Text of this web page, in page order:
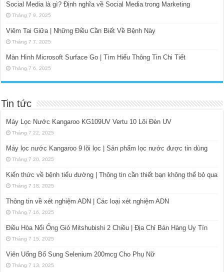
Social Media là gì? Định nghĩa về Social Media trong Marketing
Tháng 7 9, 2025
Viêm Tai Giữa | Những Điều Cần Biết Về Bệnh Này
Tháng 7 7, 2025
Màn Hình Microsoft Surface Go | Tìm Hiểu Thông Tin Chi Tiết
Tháng 7 6, 2025
Tin tức
Máy Lọc Nước Kangaroo KG109UV Vertu 10 Lõi Đèn UV
Tháng 7 22, 2025
Máy lọc nước Kangaroo 9 lõi lọc | Sản phẩm lọc nước được tin dùng
Tháng 7 20, 2025
Kiến thức về bệnh tiểu đường | Thông tin cần thiết bạn không thể bỏ qua
Tháng 7 18, 2025
Thông tin về xét nghiệm ADN | Các loại xét nghiệm ADN
Tháng 7 16, 2025
Điều Hòa Nối Ống Gió Mitshubishi 2 Chiều | Địa Chỉ Bán Hàng Uy Tín
Tháng 7 15, 2025
Viên Uống Bổ Sung Selenium 200mcg Cho Phụ Nữ
Tháng 7 13, 2025